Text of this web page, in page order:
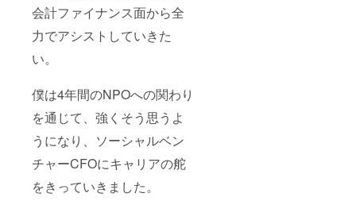
会計ファイナンス面から全
力でアシストしていきた
い。
僕は4年間のNPOへの関わり
を通じて、強くそう思うよ
うになり、ソーシャルベン
チャーCFOにキャリアの舵
をきっていきました。